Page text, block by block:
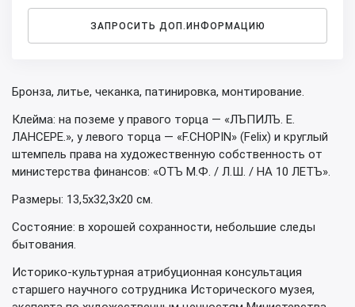
ЗАПРОСИТЬ ДОП.ИНФОРМАЦИЮ
Бронза, литье, чеканка, патинировка, монтирование.
Клейма: на поземе у правого торца — «ЛЪПИЛЪ. Е.
ЛАНСЕРЕ.», у левого торца — «F.CHOPIN» (Felix) и круглый
штемпель права на художественную собственность от
министерства финансов: «ОТЪ М.Ф. / Л.Ш. / НА 10 ЛЕТЪ».
Размеры: 13,5х32,3х20 см.
Состояние: в хорошей сохранности, небольшие следы
бытования.
Историко-культурная атрибуционная консультация
старшего научного сотрудника Исторического музея,